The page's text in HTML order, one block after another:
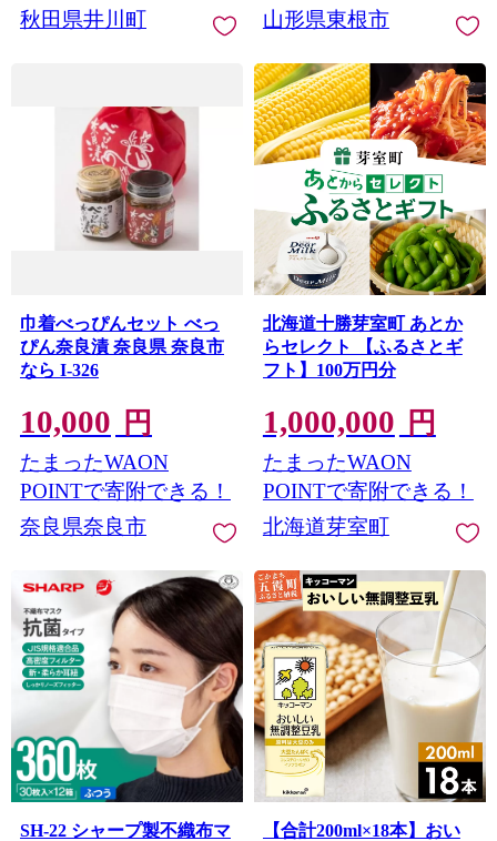
秋田県井川町 山形県東根市
巾着べっぴんセット べっ
ぴん奈良漬 奈良県 奈良市
なら I-326
10,000 円
たまったWAON
POINTで寄附できる！
奈良県奈良市
北海道十勝芽室町 あとか
らセレクト 【ふるさとギ
フト】100万円分
1,000,000 円
たまったWAON
POINTで寄附できる！
北海道芽室町
SH-22 シャープ製不織布マ
【合計200ml×18本】おい